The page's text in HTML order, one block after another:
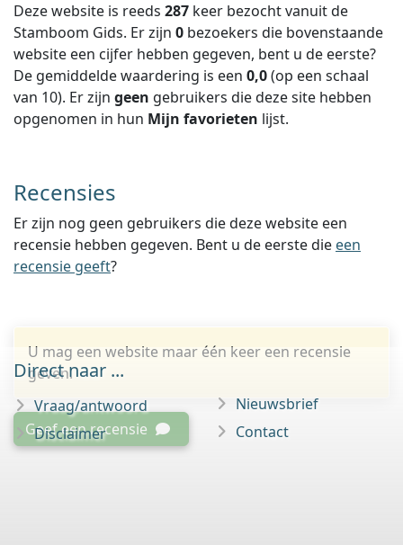
Deze website is reeds 287 keer bezocht vanuit de
Stamboom Gids. Er zijn 0 bezoekers die bovenstaande
website een cijfer hebben gegeven, bent u de eerste?
De gemiddelde waardering is een 0,0(op een schaal
van 10). Er zijn geen gebruikers die deze site hebben
opgenomen in hun Mijn favorieten lijst.
Recensies
Er zijn nog geen gebruikers die deze website een
recensie hebben gegeven. Bent u de eerste die een
recensie geeft?
U mag een website maar één keer een recensie
geven.
Geef een recensie
Direct naar ...
Vraag/antwoord
Disclaimer
Nieuwsbrief
Contact